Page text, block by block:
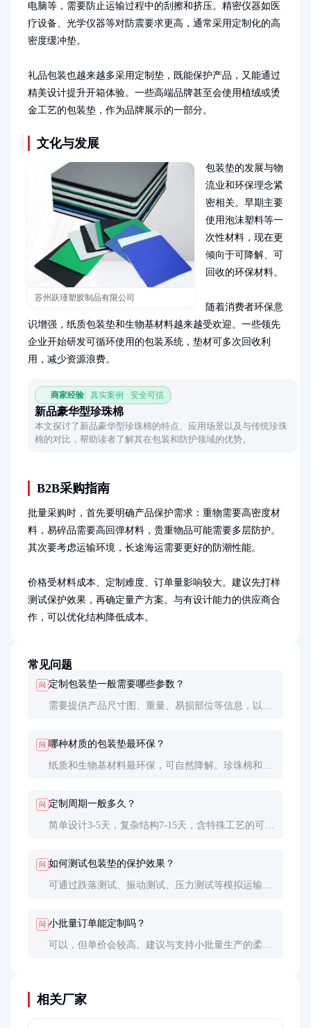
电脑等，需要防止运输过程中的刮擦和挤压。精密仪器如医
疗设备、光学仪器等对防震要求更高，通常采用定制化的高
密度缓冲垫。
礼品包装也越来越多采用定制垫，既能保护产品，又能通过
精美设计提升开箱体验。一些高端品牌甚至会使用植绒或烫
金工艺的包装垫，作为品牌展示的一部分。
文化与发展
苏州跃瑾塑胶制品有限公司
包装垫的发展与物
流业和环保理念紧
密相关。早期主要
使用泡沫塑料等一
次性材料，现在更
倾向于可降解、可
回收的环保材料。
随着消费者环保意
识增强，纸质包装垫和生物基材料越来越受欢迎。一些领先
企业开始研发可循环使用的包装系统，垫材可多次回收利
用，减少资源浪费。
商家经验 真实案例 · 安全可信
新品豪华型珍珠棉
本文探讨了新品豪华型珍珠棉的特点、应用场景以及与传统珍珠
棉的对比，帮助读者了解其在包装和防护领域的优势。
B2B采购指南
批量采购时，首先要明确产品保护需求：重物需要高密度材
料，易碎品需要高回弹材料，贵重物品可能需要多层防护。
其次要考虑运输环境，长途海运需要更好的防潮性能。
价格受材料成本、定制难度、订单量影响较大。建议先打样
测试保护效果，再确定量产方案。与有设计能力的供应商合
作，可以优化结构降低成本。
常见问题
问 定制包装垫一般需要哪些参数？
需要提供产品尺寸图、重量、易损部位等信息，以及
问 哪种材质的包装垫最环保？
纸质和生物基材料最环保，可自然降解。珍珠棉和
问 定制周期一般多久？
简单设计3-5天，复杂结构7-15天，含特殊工艺的可能
问 如何测试包装垫的保护效果？
可通过跌落测试、振动测试、压力测试等模拟运输环
问 小批量订单能定制吗？
可以，但单价会较高。建议与支持小批量生产的柔性
相关厂家